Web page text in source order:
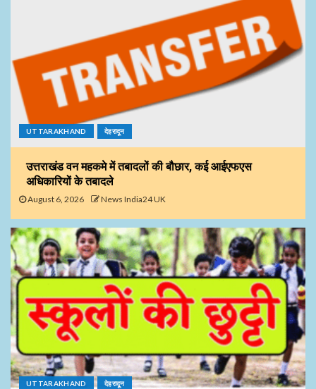
UTTARAKHAND देहरादून
उत्तराखंड वन महकमे में तबादलों की बौछार, कई आईएफएस
अधिकारियों के तबादले
August 6, 2026 News India24 UK
UTTARAKHAND देहरादून